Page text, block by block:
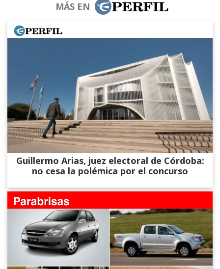
MÁS EN
Guillermo Arias, juez electoral de Córdoba:
no cesa la polémica por el concurso